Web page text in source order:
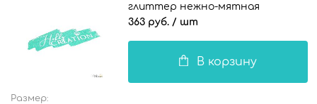
глиттер нежно-мятная
363 руб. / шт
В корзину
Размер: